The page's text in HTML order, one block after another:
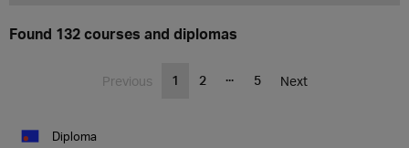
Found 132 courses and diplomas
Previous 1 2 ... 5 Next
Diploma